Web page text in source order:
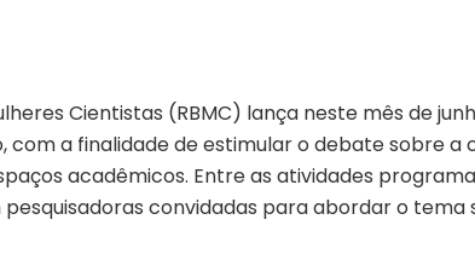
Cientistas (RBMC) lança neste mês de
com a finalidade de estimular o debate sobre a
acadêmicos. Entre as atividades
pesquisadoras convidadas para abordar o tema